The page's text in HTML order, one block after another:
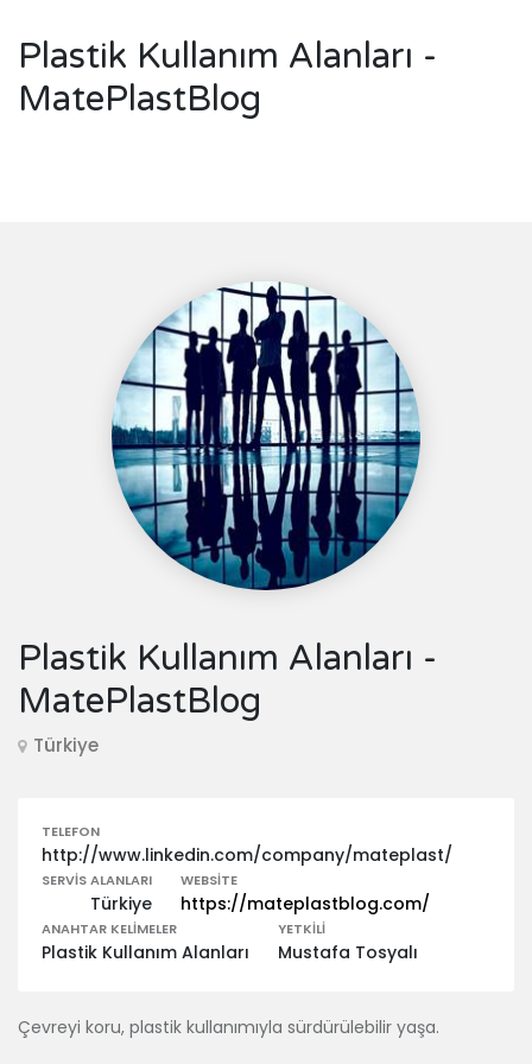
Plastik Kullanım Alanları -
MatePlastBlog
Plastik Kullanım Alanları -
MatePlastBlog
Türkiye
TELEFON
http://www.linkedin.com/company/mateplast/
SERVIS ALANLARI
Türkiye
WEBSITE
https://mateplastblog.com/
ANAHTAR KELIMELER
Plastik Kullanım Alanları
YETKILI
Mustafa Tosyalı
Çevreyi koru, plastik kullanımıyla sürdürülebilir yaşa.